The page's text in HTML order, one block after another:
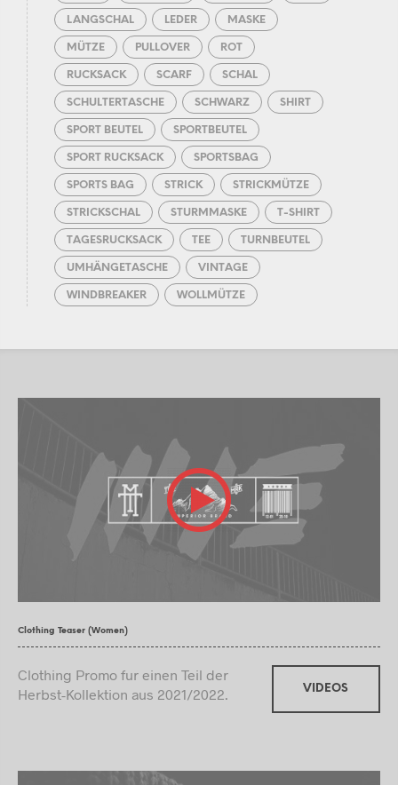
LANGSCHAL LEDER MASKE
MÜTZE PULLOVER ROT
RUCKSACK SCARF SCHAL
SCHULTERTASCHE SCHWARZ SHIRT
SPORT BEUTEL SPORTBEUTEL
SPORT RUCKSACK SPORTSBAG
SPORTS BAG STRICK STRICKMÜTZE
STRICKSCHAL STURMMASKE T-SHIRT
TAGESRUCKSACK TEE TURNBEUTEL
UMHÄNGETASCHE VINTAGE
WINDBREAKER WOLLMÜTZE
Clothing Teaser (Women)
Clothing Promo fur einen Teil der
Herbst-Kollektion aus 2021/2022.
VIDEOS